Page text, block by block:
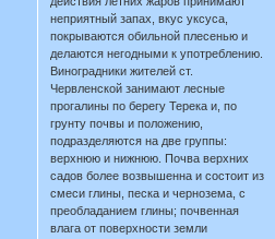
неприятный запах, вкус уксуса,
покрываются обильной плесенью и
делаются негодными к употреблению.
Виноградники жителей ст.
Червленской занимают лесные
прогалины по берегу Терека и, по
грунту почвы и положению,
подразделяются на две группы:
верхнюю и нижнюю. Почва верхних
садов более возвышенна и состоит из
смеси глины, песка и чернозема, с
преобладанием глины; почвенная
влага от поверхности земли